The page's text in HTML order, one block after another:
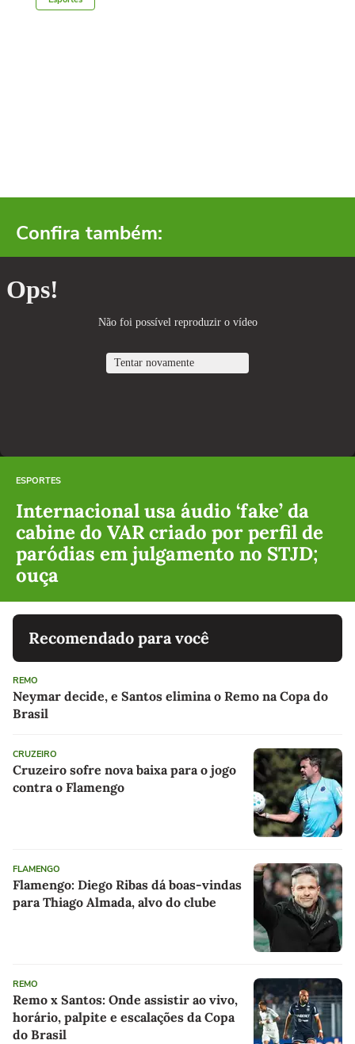
Confira também:
ESPORTES
Internacional usa áudio ‘fake’ da
cabine do VAR criado por perfil de
paródias em julgamento no STJD;
ouça
Recomendado para você
REMO
Neymar decide, e Santos elimina o Remo na Copa do
Brasil
CRUZEIRO
Cruzeiro sofre nova baixa para o jogo
contra o Flamengo
FLAMENGO
Flamengo: Diego Ribas dá boas-vindas
para Thiago Almada, alvo do clube
REMO
Remo x Santos: Onde assistir ao vivo,
horário, palpite e escalações da Copa
do Brasil